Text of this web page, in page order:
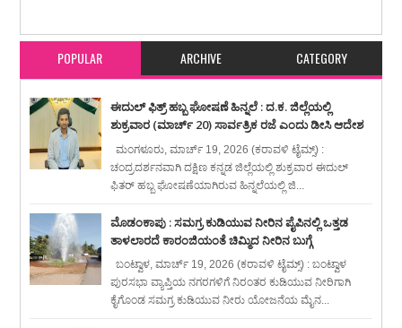
POPULAR ARCHIVE CATEGORY
ಈದುಲ್ ಫಿತ್ರ್ ಹಬ್ಬ ಘೋಷಣೆ ಹಿನ್ನಲೆ : ದ.ಕ. ಜಿಲ್ಲೆಯಲ್ಲಿ
ಶುಕ್ರವಾರ (ಮಾರ್ಚ್ 20) ಸಾರ್ವತ್ರಿಕ ರಜೆ ಎಂದು ಡೀಸಿ ಆದೇಶ
ಮಂಗಳೂರು, ಮಾರ್ಚ್ 19, 2026 (ಕರಾವಳಿ ಟೈಮ್ಸ್) :
ಚಂದ್ರದರ್ಶನವಾಗಿ ದಕ್ಷಿಣ ಕನ್ನಡ ಜಿಲ್ಲೆಯಲ್ಲಿ ಶುಕ್ರವಾರ ಈದುಲ್
ಫಿತರ್ ಹಬ್ಬ ಘೋಷಣೆಯಾಗಿರುವ ಹಿನ್ನಲೆಯಲ್ಲಿ ಜಿ...
ಮೊಡಂಕಾಪು : ಸಮಗ್ರ ಕುಡಿಯುವ ನೀರಿನ ಪೈಪಿನಲ್ಲಿ ಒತ್ತಡ
ತಾಳಲಾರದೆ ಕಾರಂಜಿಯಂತೆ ಚಿಮ್ಮಿದ ನೀರಿನ ಬುಗ್ಗೆ
ಬಂಟ್ವಾಳ, ಮಾರ್ಚ್ 19, 2026 (ಕರಾವಳಿ ಟೈಮ್ಸ್) : ಬಂಟ್ವಾಳ
ಪುರಸಭಾ ವ್ಯಾಪ್ತಿಯ ನಗರಗಳಿಗೆ ನಿರಂತರ ಕುಡಿಯುವ ನೀರಿಗಾಗಿ
ಕೈಗೊಂಡ ಸಮಗ್ರ ಕುಡಿಯುವ ನೀರು ಯೋಜನೆಯ ಮೈನ...